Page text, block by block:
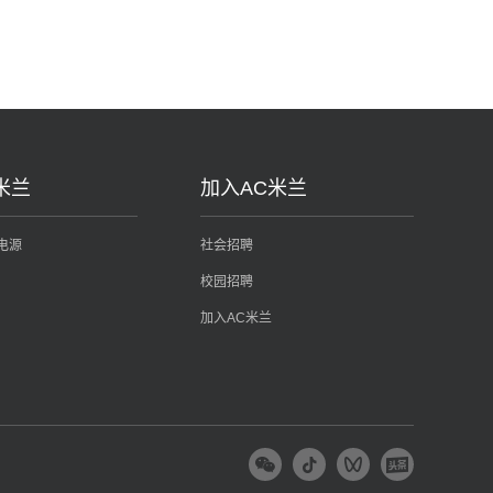
兰
源
加入AC米兰
社会招聘
校园招聘
加入AC米兰